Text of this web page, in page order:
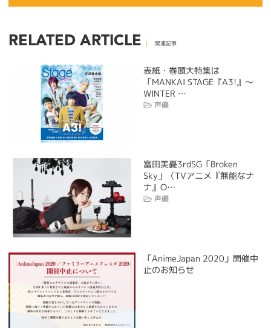
RELATED ARTICLE 関連記事
表紙・巻頭大特集は
「MANKAI STAGE『A3!』～
WINTER …
声優
富田美憂3rdSG「Broken
Sky」（TVアニメ『無能なナ
ナ』O…
声優
「AnimeJapan 2020」開催中
止のお知らせ